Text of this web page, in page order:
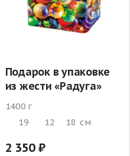
Подарок в упаковке
из жести «Радуга»
1400 г
19
12 18 см
2 350